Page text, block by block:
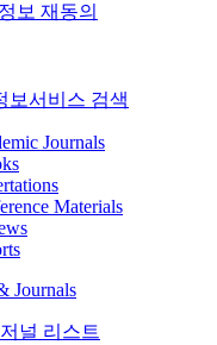
보 재동의
보서비스 검색
Journals
Materials
Journals
널 리스트